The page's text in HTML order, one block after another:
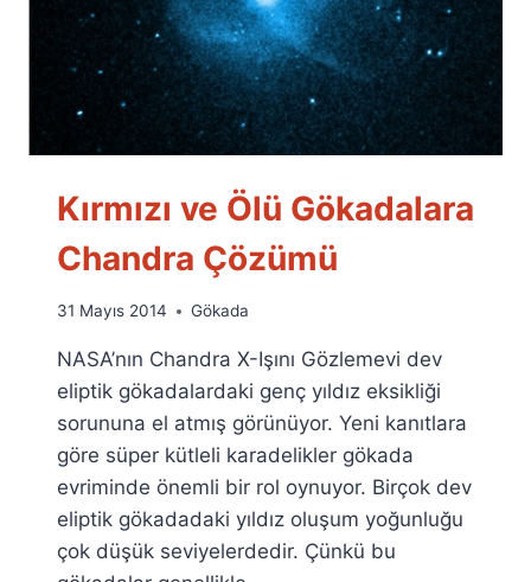
Kırmızı ve Ölü Gökadalara
Chandra Çözümü
By
Fuat
Özyar
31 Mayıs 2014 Gökada
NASA’nın Chandra X-Işını Gözlemevi dev
eliptik gökadalardaki genç yıldız eksikliği
sorununa el atmış görünüyor. Yeni kanıtlara
göre süper kütleli karadelikler gökada
evriminde önemli bir rol oynuyor. Birçok dev
eliptik gökadadaki yıldız oluşum yoğunluğu
çok düşük seviyelerdedir. Çünkü bu